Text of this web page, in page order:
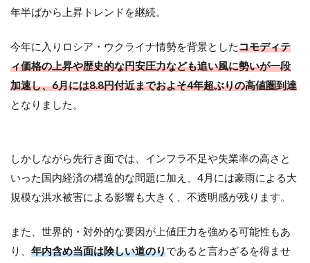
年半ばから上昇トレンドを継続。
今年に入りロシア・ウクライナ情勢を背景としたコモディテ
ィ価格の上昇や歴史的な円安圧力なども追い風に勢いが一段
加速し、6月には8.8円付近までおよそ4年超ぶりの高値圏到達
となりました。
しかしながら先行き面では、インフラ不足や失業率の高さと
いった国内経済の構造的な問題に加え、4月には豪雨による大
規模な洪水被害による影響も大きく、不透明感が残ります。
また、世界的・対外的な要因が上値圧力を強める可能性もあ
り、 年内含め当面は険しい道のりであると言わざるを得ませ